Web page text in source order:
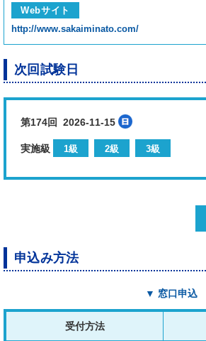
Webサイト
http://www.sakaiminato.com/
次回試験日
第174回 2026-11-15
実施級 1級 2級 3級
申込み方法
▼ 窓口申込
受付方法